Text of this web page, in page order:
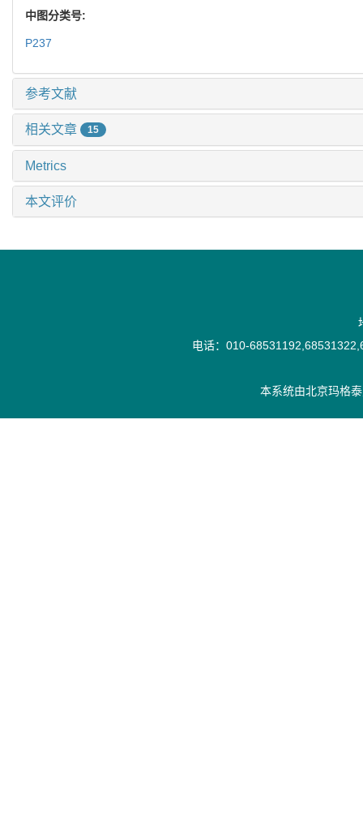
中图分类号:
P237
参考文献
相关文章 15
Metrics
本文评价
电话：010-
本系统由北京玛格